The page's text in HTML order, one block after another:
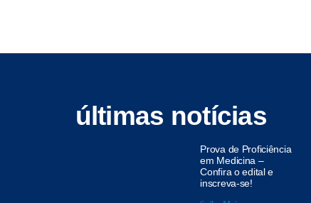
últimas notícias
Prova de Proficiência
em Medicina –
Confira o edital e
inscreva-se!